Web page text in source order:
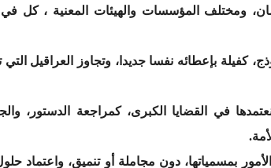
ومختلف المؤسسات والهيئات المعنية ، كل
كفيلة بإعطائه نفسا جديدا، وتجاوز العراقيل
في القضايا الكبرى، كمراجعة الدستور،
بمسمياتها، دون مجاملة أو تنميق،